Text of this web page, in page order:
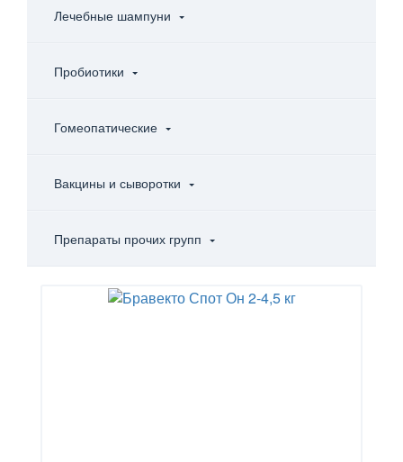
Лечебные шампуни
Пробиотики
Гомеопатические
Вакцины и сыворотки
Препараты прочих групп